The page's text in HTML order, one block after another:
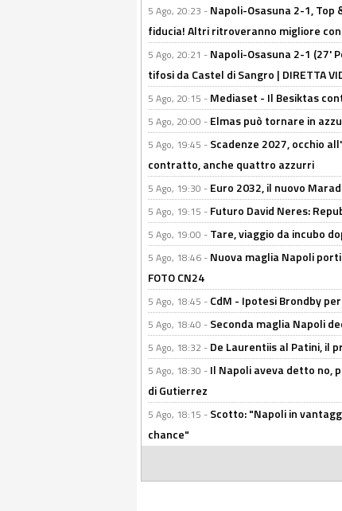
5 Ago, 20:23 - Napoli-Osasuna 2-1, Top
fiducia! Altri ritroveranno migliore
5 Ago, 20:21 - Napoli-Osasuna 2-1 (27'
tifosi da Castel di Sangro | DIRETTA
5 Ago, 20:15 - Mediaset - Il Besiktas
5 Ago, 20:00 - Elmas può tornare in
5 Ago, 19:45 - Scadenze 2027, occhio
contratto, anche quattro azzurri
5 Ago, 19:30 - Euro 2032, il nuovo
5 Ago, 19:15 - Futuro David Neres:
5 Ago, 19:00 - Tare, viaggio da incubo
5 Ago, 18:46 - Nuova maglia Napoli
FOTO CN24
5 Ago, 18:45 - CdM - Ipotesi Brondby
5 Ago, 18:40 - Seconda maglia Napoli
5 Ago, 18:32 - De Laurentiis al Patini, il
5 Ago, 18:30 - Il Napoli aveva detto no,
di Gutierrez
5 Ago, 18:15 - Scotto: "Napoli in
chance"